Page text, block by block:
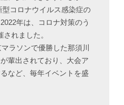
型コロナウイルス感染症の
年は、コロナ対策のう
れました。
ラソンで優勝した那須川
輩出されており、大会ア
など、毎年イベントを盛